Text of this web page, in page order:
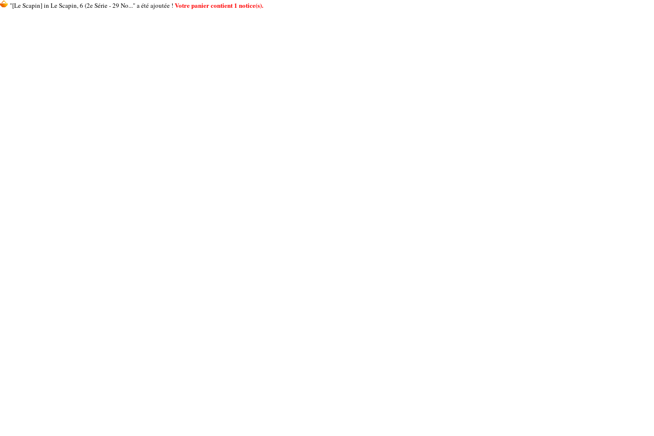
"[Le Scapin] in Le Scapin, 6 (2e Série - 29 No..." a été ajoutée ! Votre panier contient 1 notice(s).